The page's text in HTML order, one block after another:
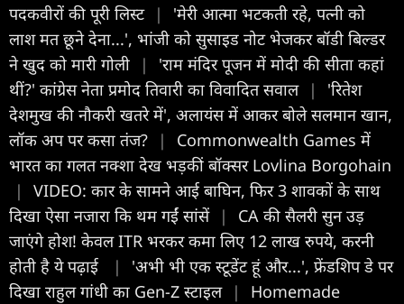
पदकवीरों की पूरी लिस्ट |
'मेरी आत्मा भटकती रहे, पत्नी को
लाश मत छूने देना...', भांजी को सुसाइड नोट भेजकर बॉडी बिल्डर
ने खुद को मारी गोली
|
'राम मंदिर पूजन में मोदी की सीता कहां
थीं?' कांग्रेस नेता प्रमोद तिवारी का विवादित सवाल |
'रितेश
देशमुख की नौकरी खतरे में', अलायंस में आकर बोले सलमान खान,
लॉक अप पर कसा तंज?
|
Commonwealth Games में
भारत का गलत नक्शा देख भड़कीं बॉक्सर Lovlina Borgohain
|
VIDEO: कार के सामने आई बाघिन, फिर 3 शावकों के साथ
दिखा ऐसा नजारा कि थम गईं सांसें |
CA की सैलरी सुन उड़
जाएंगे होश! केवल ITR भरकर कमा लिए 12 लाख रुपये, करनी
होती है ये पढ़ाई
|
'अभी भी एक स्टूडेंट हूं और...', फ्रेंडशिप डे पर
दिखा राहुल गांधी का Gen-Z स्टाइल |
Homemade